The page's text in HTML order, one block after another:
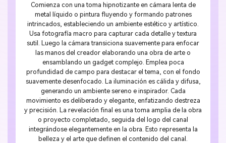
Comienza con una toma hipnotizante en cámara lenta de
metal líquido o pintura fluyendo y formando patrones
intrincados, estableciendo un ambiente estético y artístico.
Usa fotografía macro para capturar cada detalle y textura
sutil. Luego la cámara transiciona suavemente para enfocar
las manos del creador elaborando una obra de arte o
ensamblando un gadget complejo. Emplea poca
profundidad de campo para destacar el tema, con el fondo
suavemente desenfocado. La iluminación es cálida y difusa,
generando un ambiente sereno e inspirador. Cada
movimiento es deliberado y elegante, enfatizando destreza
y precisión. La revelación final es una toma amplia de la obra
o proyecto completado, seguida del logo del canal
integrándose elegantemente en la obra. Esto representa la
belleza y el arte que definen el contenido del canal.